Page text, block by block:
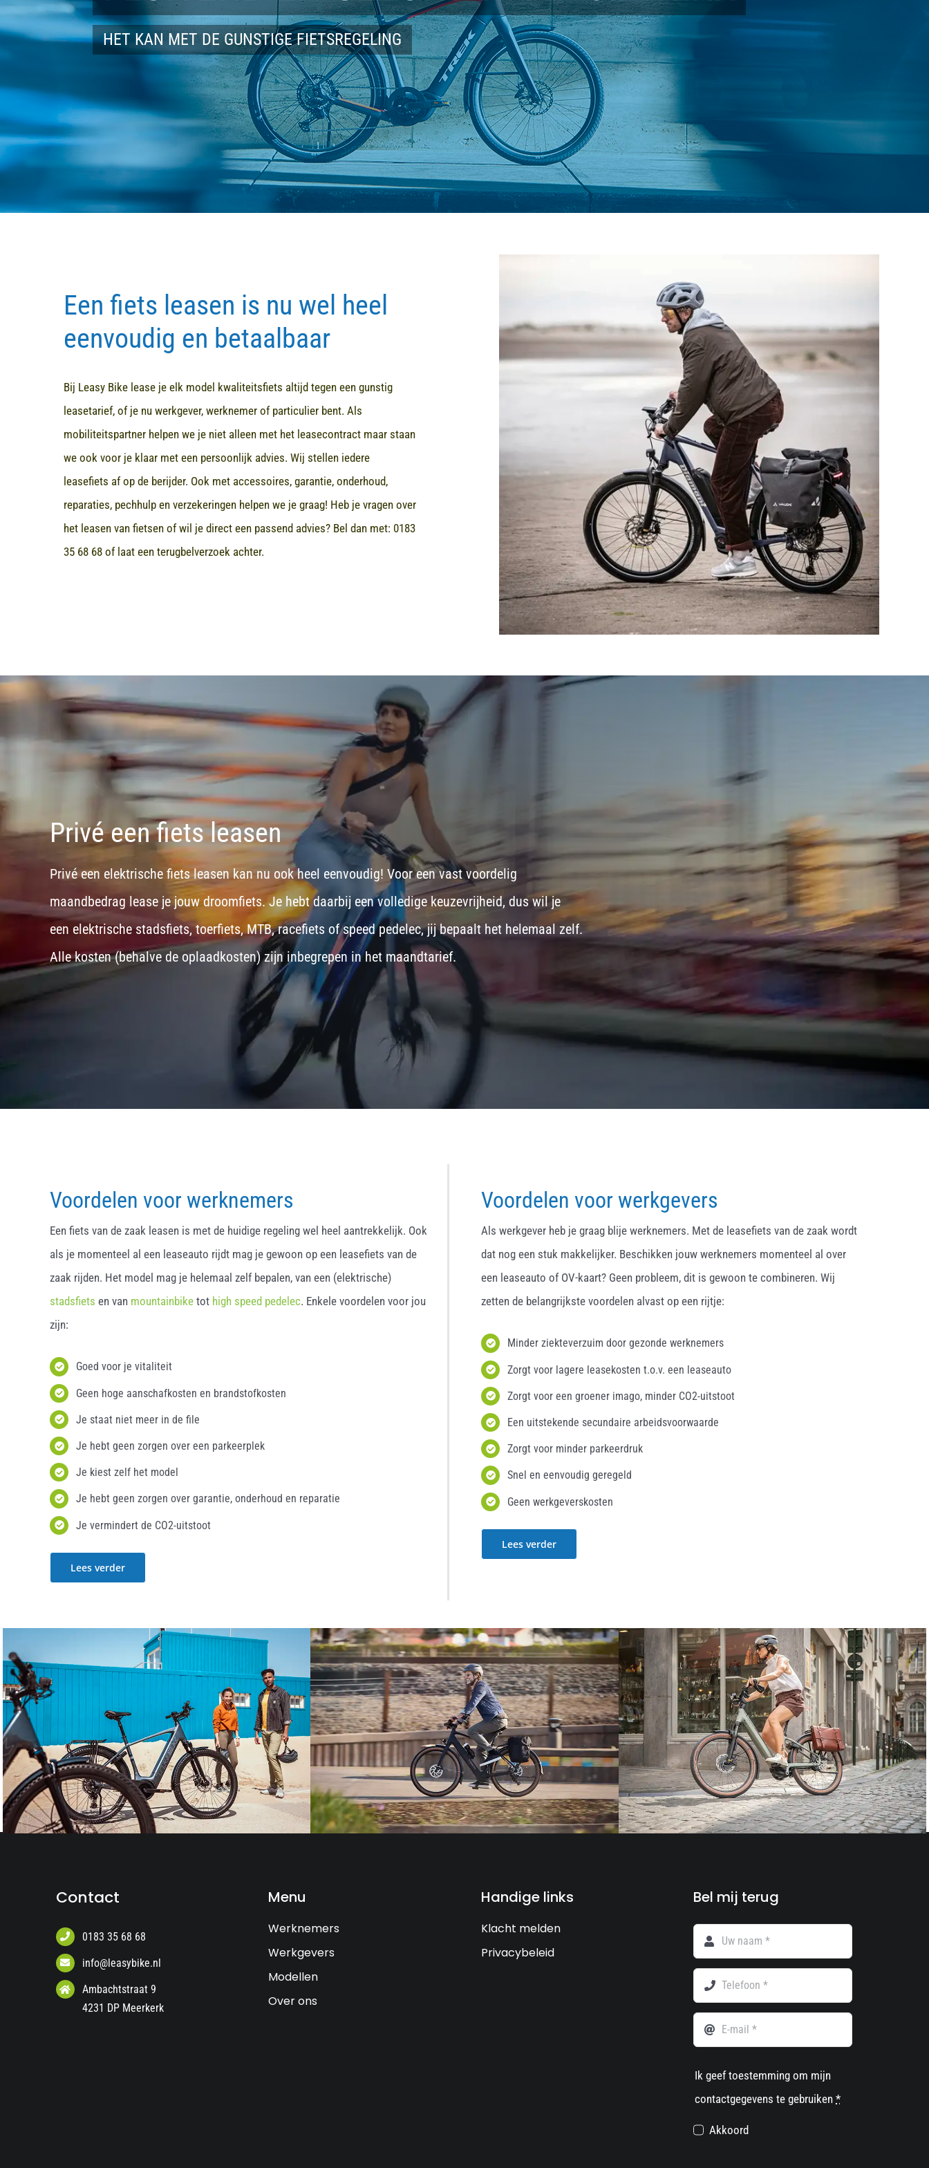
HET KAN MET DE GUNSTIGE FIETSREGELING
Een fiets leasen is nu wel heel
eenvoudig en betaalbaar
Bij Leasy Bike lease je elk model kwaliteitsfiets altijd tegen een gunstig
leasetarief, of je nu werkgever, werknemer of particulier bent. Als
mobiliteitspartner helpen we je niet alleen met het leasecontract maar staan
we ook voor je klaar met een persoonlijk advies. Wij stellen iedere
leasefiets af op de berijder. Ook met accessoires, garantie, onderhoud,
reparaties, pechhulp en verzekeringen helpen we je graag! Heb je vragen over
het leasen van fietsen of wil je direct een passend advies? Bel dan met: 0183
35 68 68of laat een terugbelverzoek achter.
Privé een fiets leasen
Privé een elektrische fiets leasen kan nu ook heel eenvoudig! Voor een vast voordelig
maandbedrag lease je jouw droomfiets. Je hebt daarbij een volledige keuzevrijheid, dus wil je
een elektrische stadsfiets, toerfiets,MTB,racefiets ofspeed pedelec, jij bepaalt het helemaal zelf.
Alle kosten (behalve de oplaadkosten) zijn inbegrepen in het maandtarief.
Voordelen voor werknemers
Een fiets van de zaak leasen is met de huidige regeling wel heel aantrekkelijk. Ook
als je momenteel al een leaseauto rijdt mag je gewoon op een leasefiets van de
zaak rijden. Het model mag je helemaal zelf bepalen, van een (elektrische)
stadsfiets en van mountainbiketot high speed pedelec. Enkele voordelen voor jou
zijn:
Goed voor je vitaliteit
Geen hoge aanschafkosten en brandstofkosten
Je staat niet meer in de file
Je hebt geen zorgen over een parkeerplek
Je kiest zelf het model
Je hebt geen zorgen over garantie, onderhoud en reparatie
Je vermindert de CO2-uitstoot
Lees verder
Voordelen voor werkgevers
Als werkgever heb je graag blije werknemers. Met de leasefiets van de zaak wordt
dat nog een stuk makkelijker. Beschikken jouw werknemers momenteel al over
een leaseauto of OV-kaart? Geen probleem, dit is gewoon te combineren. Wij
zetten de belangrijkste voordelen alvast op een rijtje:
Minder ziekteverzuim door gezonde werknemers
Zorgt voor lagere leasekosten t.o.v. een leaseauto
Zorgt voor een groener imago, minder CO2-uitstoot
Een uitstekende secundaire arbeidsvoorwaarde
Zorgt voor minder parkeerdruk
Snel en eenvoudig geregeld
Geen werkgeverskosten
Lees verder
Contact
0183 35 68 68
info@leasybike.nl
Ambachtstraat 9
4231 DP Meerkerk
Menu
Werknemers
Werkgevers
Modellen
Over ons
Handige links
Klacht melden
Privacybeleid
Bel mij terug
Ik geef toestemming om mijn
contactgegevens te gebruiken*
Akkoord